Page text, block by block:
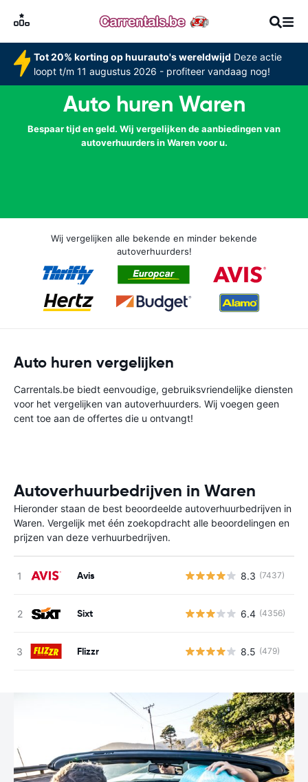
Tot 20% korting op huurauto's wereldwijd Deze actie
loopt t/m 11 augustus 2026 - profiteer vandaag nog!
Auto huren Waren
Bespaar tijd en geld. Wij vergelijken de aanbiedingen van
autoverhuurders in Waren voor u.
Wij vergelijken alle bekende en minder bekende
autoverhuurders!
Auto huren vergelijken
Carrentals.be biedt eenvoudige, gebruiksvriendelijke diensten
voor het vergelijken van autoverhuurders. Wij voegen geen
cent toe aan de offertes die u ontvangt!
Autoverhuurbedrijven in Waren
Hieronder staan de best beoordeelde autoverhuurbedrijven in
Waren. Vergelijk met één zoekopdracht alle beoordelingen en
prijzen van deze verhuurbedrijven.
Avis 8.3 (7437)
Sixt 6.4 (4356)
Flizzr 8.5 (479)